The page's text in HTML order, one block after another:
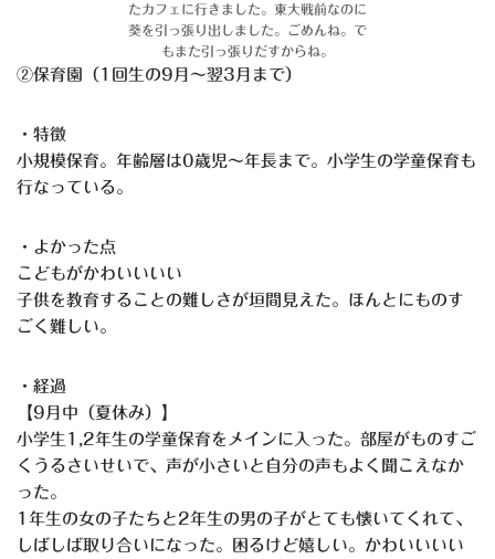
たカフェに行きました。東大戦前なのに
葵を引っ張り出しました。ごめんね。で
もまた引っ張りだすからね。
②保育園（1回生の9月〜翌3月まで）
・特徴
小規模保育。年齢層は0歳児〜年長まで。小学生の学童保育も
行なっている。
・よかった点
こどもがかわいいいい
子供を教育することの難しさが垣間見えた。ほんとにものす
ごく難しい。
・経過
【9月中（夏休み）】
小学生1,2年生の学童保育をメインに入った。部屋がものすご
くうるさいせいで、声が小さいと自分の声もよく聞こえなか
った。
1年生の女の子たちと2年生の男の子がとても懐いてくれて、
しばしば取り合いになった。困るけど嬉しい。かわいいいい